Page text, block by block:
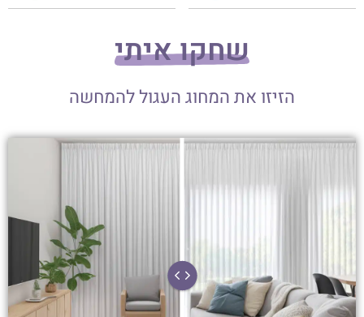
שחקו איתי
הזיזו את המחוג העגול להמחשה